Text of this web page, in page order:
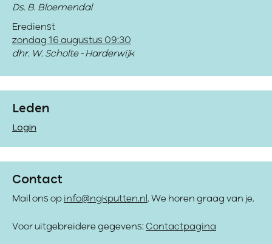
Ds. B. Bloemendal
Eredienst
zondag 16 augustus 09:30
dhr. W. Scholte - Harderwijk
Leden
Login
Contact
Mail ons op info@ngkputten.nl . We horen graag van je.
Voor uitgebreidere gegevens: Contactpagina